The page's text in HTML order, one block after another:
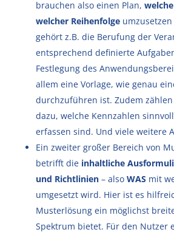
brauchen also einen Plan,
welcher Reihenfolgeumzusetzen
gehört z.B. die Berufung der
entsprechend definierte
Festlegung des
allem eine Vorlage, wie genau
durchzuführen ist. Zudem
dazu, welche Kennzahlen
erfassen sind. Und viele weitere
Ein zweiter großer Bereich von
betrifft die inhaltliche
und Richtlinien– also WASmit
umgesetzt wird. Hier ist es
Musterlösung ein möglichst
Spektrum bietet. Für den Nutzer